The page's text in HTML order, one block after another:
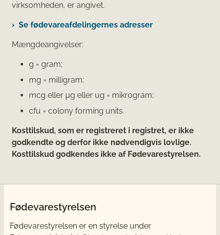
virksomheden, er angivet.
Se fødevareafdelingernes adresser
Mængdeangivelser:
g = gram;
mg = milligram;
mcg eller μg eller ug = mikrogram;
cfu = colony forming units.
Kosttilskud, som er registreret i registret, er ikke
godkendte og derfor ikke nødvendigvis lovlige.
Kosttilskud godkendes ikke af Fødevarestyrelsen.
Fødevarestyrelsen
Fødevarestyrelsen er en styrelse under